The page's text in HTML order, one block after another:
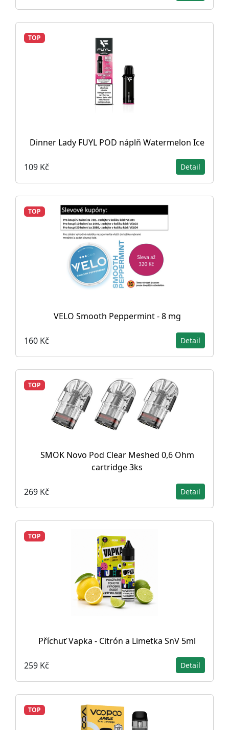
TOP
Dinner Lady FUYL POD náplň Watermelon Ice
109 Kč Detail
TOP
VELO Smooth Peppermint - 8 mg
160 Kč Detail
TOP
SMOK Novo Pod Clear Meshed 0,6 Ohm
cartridge 3ks
269 Kč Detail
TOP
Příchuť Vapka - Citrón a Limetka SnV 5ml
259 Kč Detail
TOP